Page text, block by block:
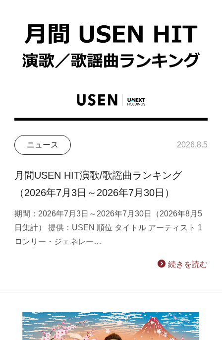
ニュース 2026.8.5
月間USEN HIT演歌/歌謡曲ランキング
（2026年7月3日～2026年7月30日）
期間：2026年7月3日～2026年7月30日（2026年8月5
日集計） 提供：USEN 順位 タイトル アーティスト 1
ロンリー・ジェネレー…
続きを読む